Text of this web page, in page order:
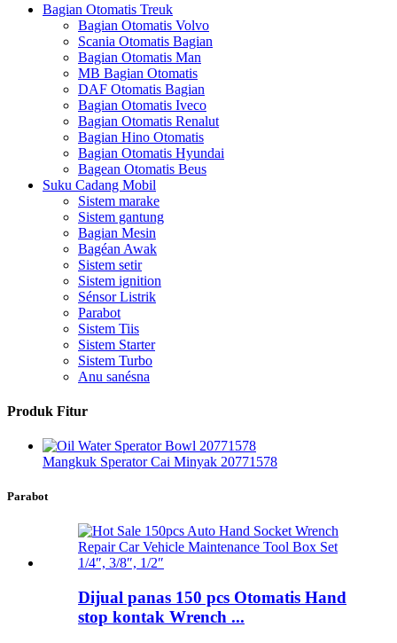
Bagian Otomatis Treuk
Bagian Otomatis Volvo
Scania Otomatis Bagian
Bagian Otomatis Man
MB Bagian Otomatis
DAF Otomatis Bagian
Bagian Otomatis Iveco
Bagian Otomatis Renalut
Bagian Hino Otomatis
Bagian Otomatis Hyundai
Bagean Otomatis Beus
Suku Cadang Mobil
Sistem marake
Sistem gantung
Bagian Mesin
Bagéan Awak
Sistem setir
Sistem ignition
Sénsor Listrik
Parabot
Sistem Tiis
Sistem Starter
Sistem Turbo
Anu sanésna
Produk Fitur
Mangkuk Sperator Cai Minyak 20771578
Parabot
Dijual panas 150 pcs Otomatis Hand
stop kontak Wrench ...